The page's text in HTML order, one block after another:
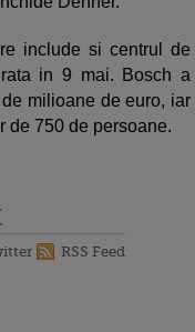
include si centrul de
in 9 mai. Bosch a
milioane de euro, iar
de 750 de persoane.
RSS Feed